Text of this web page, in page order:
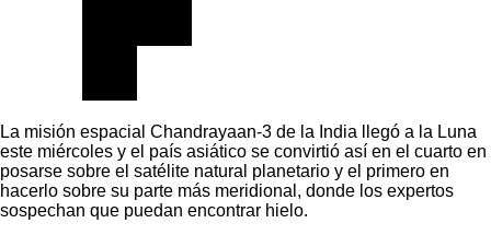
La misión espacial Chandrayaan-3 de la India llegó a la Luna
este miércoles y el país asiático se convirtió así en el cuarto en
posarse sobre el satélite natural planetario y el primero en
hacerlo sobre su parte más meridional, donde los expertos
sospechan que puedan encontrar hielo.